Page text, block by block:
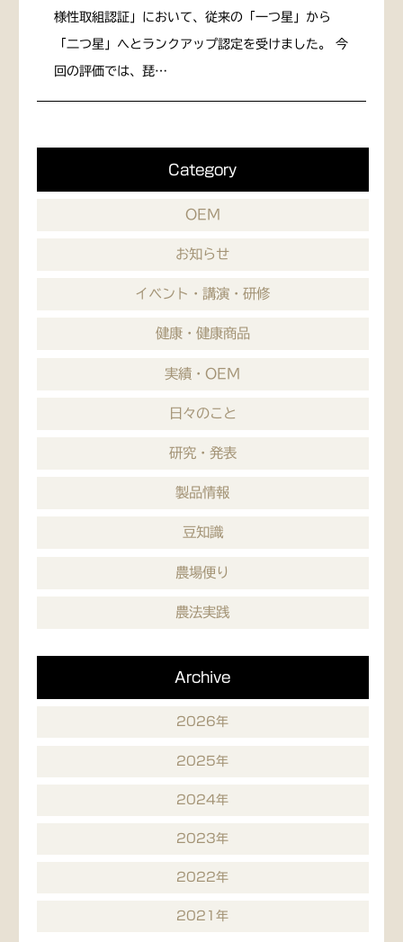
様性取組認証」において、従来の「一つ星」から
「二つ星」へとランクアップ認定を受けました。 今
回の評価では、琵…
Category
OEM
お知らせ
イベント・講演・研修
健康・健康商品
実績・OEM
日々のこと
研究・発表
製品情報
豆知識
農場便り
農法実践
Archive
2026年
2025年
2024年
2023年
2022年
2021年